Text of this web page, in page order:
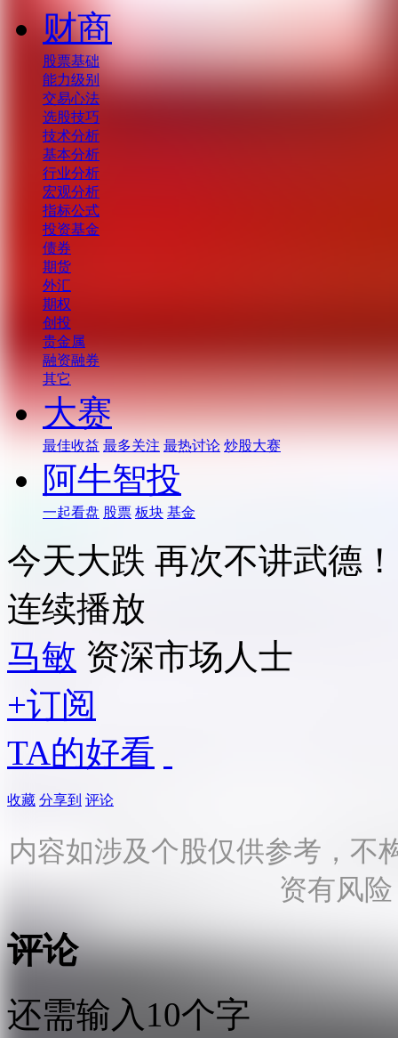
财商
股票基础
能力级别
交易心法
选股技巧
技术分析
基本分析
行业分析
宏观分析
指标公式
投资基金
债券
期货
外汇
期权
创投
贵金属
融资融券
其它
大赛
最佳收益 最多关注 最热讨论 炒股大赛
阿牛智投
一起看盘 股票 板块 基金
今天大跌 再次不讲武德！
连续播放
马敏 资深市场人士
+订阅
TA的好看
收藏 分享到 评论
内容如涉及个股仅供参考，不
资有风
评论
还需输入10个字